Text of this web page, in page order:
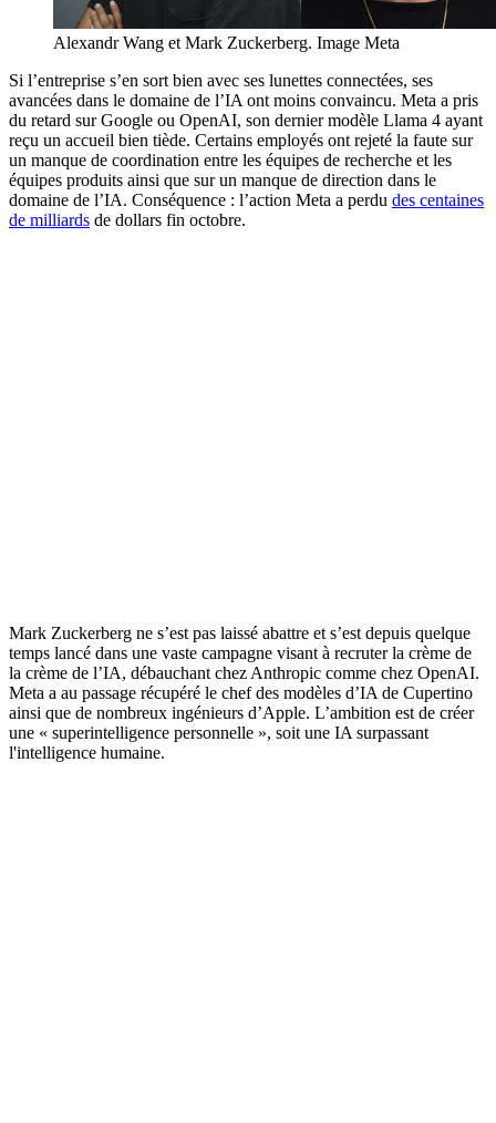
Alexandr Wang et Mark Zuckerberg. Image Meta
Si l’entreprise s’en sort bien avec ses lunettes connectées, ses
avancées dans le domaine de l’IA ont moins convaincu. Meta a pris
du retard sur Google ou OpenAI, son dernier modèle Llama 4 ayant
reçu un accueil bien tiède. Certains employés ont rejeté la faute sur
un manque de coordination entre les équipes de recherche et les
équipes produits ainsi que sur un manque de direction dans le
domaine de l’IA. Conséquence : l’action Meta a perdu des centaines
de milliards de dollars fin octobre.
Mark Zuckerberg ne s’est pas laissé abattre et s’est depuis quelque
temps lancé dans une vaste campagne visant à recruter la crème de
la crème de l’IA, débauchant chez Anthropic comme chez OpenAI.
Meta a au passage récupéré le chef des modèles d’IA de Cupertino
ainsi que de nombreux ingénieurs d’Apple. L’ambition est de créer
une « superintelligence personnelle », soit une IA surpassant
l'intelligence humaine.